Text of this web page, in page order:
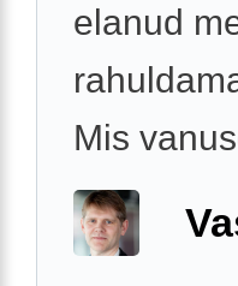
elanud
Mis